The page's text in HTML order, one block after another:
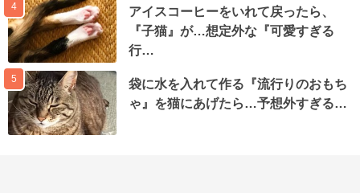
4
アイスコーヒーをいれて戻ったら、
『子猫』が…想定外な『可愛すぎる
行…
5
袋に水を入れて作る『流行りのおもち
ゃ』を猫にあげたら…予想外すぎる…